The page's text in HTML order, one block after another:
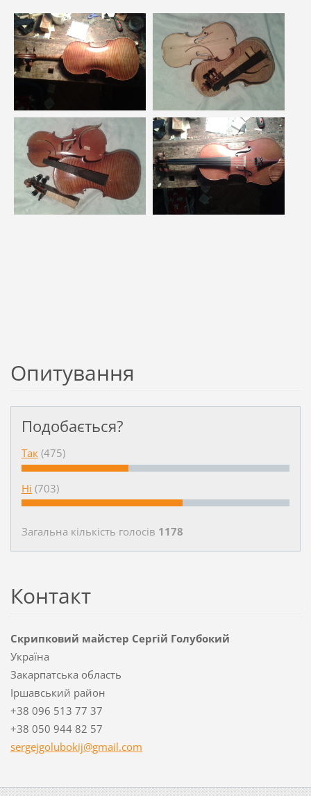
Опитування
Подобається?
Так (475)
Ні (703)
Загальна кількість голосiв 1178
Контакт
Скрипковий майстер Сергій Голубокий
Україна
Закарпатська область
Іршавський район
+38 096 513 77 37
+38 050 944 82 57
sergejgolubokij@gmail.com